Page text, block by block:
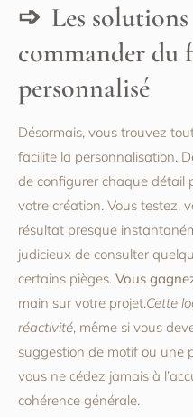
Les
commander du
personnalisé
Désormais, vous trouvez
facilite la personnalisation.
de configurer chaque détail
votre création. Vous testez,
résultat presque
judicieux de consulter
certains pièges. Vous
main sur votre projet.Cette
réactivité, même si vous
suggestion de motif ou une
vous ne cédez jamais à
cohérence générale.